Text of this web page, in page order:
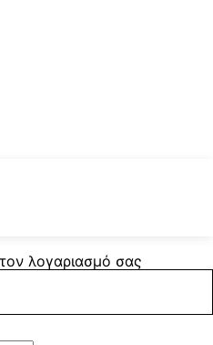
λογαριασμό σας